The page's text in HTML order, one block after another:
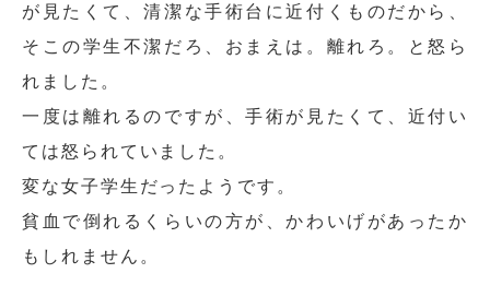
が見たくて、清潔な手術台に近付くものだから、
そこの学生不潔だろ、おまえは。離れろ。と怒ら
れました。
一度は離れるのですが、手術が見たくて、近付い
ては怒られていました。
変な女子学生だったようです。
貧血で倒れるくらいの方が、かわいげがあったか
もしれません。